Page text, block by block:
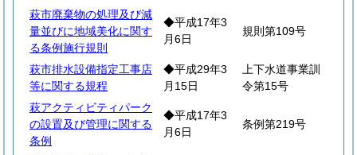
萩市廃棄物の処理及び減
量並びに地域美化に関す
る条例施行規則
◆平成17年3
月6日
規則第109号
萩市排水設備指定工事店
等に関する規程
◆平成29年3
月15日
上下水道事業訓
令第15号
萩アクティビティパーク
の設置及び管理に関する
条例
◆平成17年3
月6日
条例第219号